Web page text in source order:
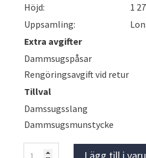
Höjd:
1
Uppsamling:
Extra avgifter
Dammsugspåsar
Rengöringsavgift vid retur
Tillval
Damssugsslang
Dammsugsmunstycke
Pullman